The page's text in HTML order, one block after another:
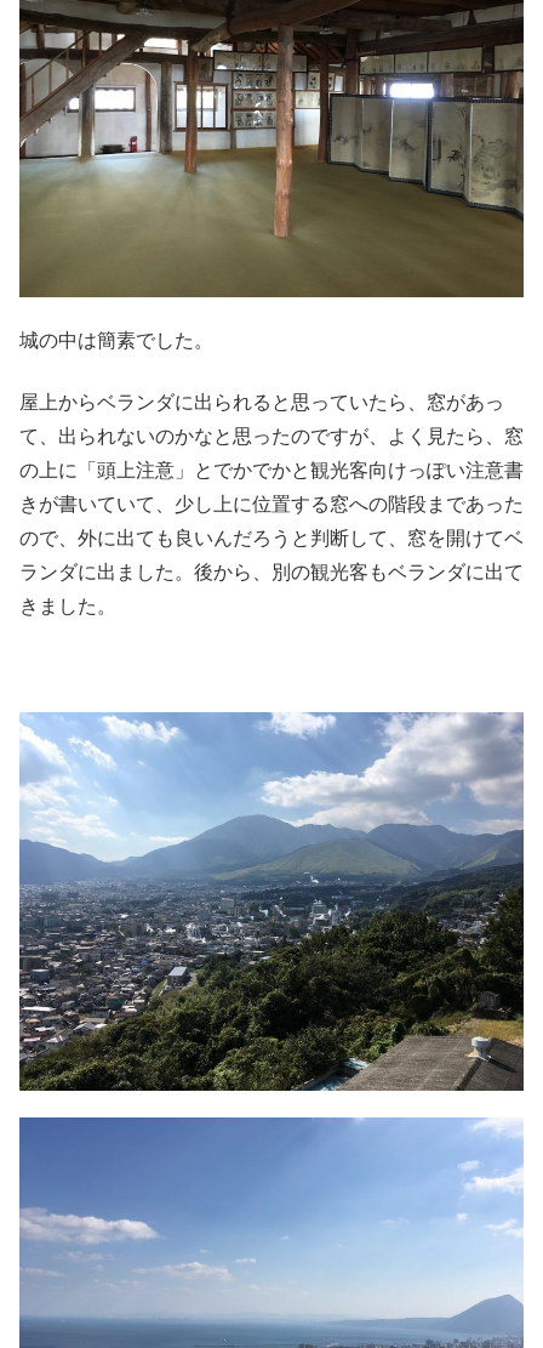
城の中は簡素でした。
屋上からベランダに出られると思っていたら、窓があっ
て、出られないのかなと思ったのですが、よく見たら、窓
の上に「頭上注意」とでかでかと観光客向けっぽい注意書
きが書いていて、少し上に位置する窓への階段まであった
ので、外に出ても良いんだろうと判断して、窓を開けてベ
ランダに出ました。後から、別の観光客もベランダに出て
きました。